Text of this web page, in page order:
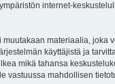
internet-
materiaalia,
käyttäjistä ja
mikä tahansa
vastuussa mahdollisen